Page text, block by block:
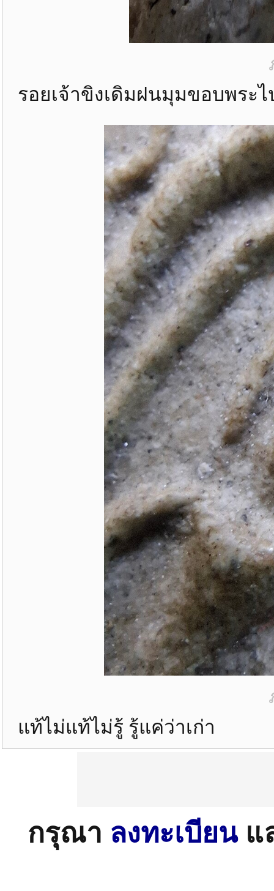
รอยเจ้าขิงเดิมฝนมุมขอบพระไ
แท้ไม่แท้ไม่รู้ รู้แค่ว่าเก่า
กรุณา ลงทะเบียนแ